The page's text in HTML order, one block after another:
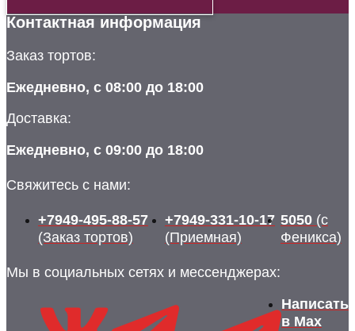
Контактная информация
Заказ тортов:
Ежедневно, с 08:00 до 18:00
Доставка:
Ежедневно, с 09:00 до 18:00
Свяжитесь с нами:
+7949-495-88-57
(Заказ тортов)
+7949-331-10-17
(Приемная)
5050 (с
Феникса)
Мы в социальных сетях и мессенджерах:
Написать
в Max